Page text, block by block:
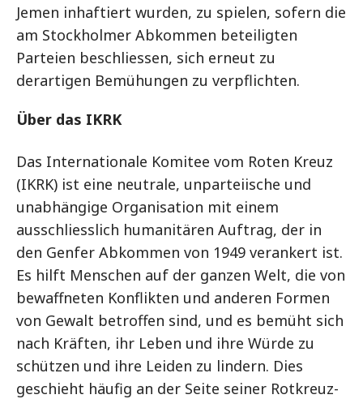
Jemen inhaftiert wurden, zu spielen, sofern die
am Stockholmer Abkommen beteiligten
Parteien beschliessen, sich erneut zu
derartigen Bemühungen zu verpflichten.
Über das IKRK
Das Internationale Komitee vom Roten Kreuz
(IKRK) ist eine neutrale, unparteiische und
unabhängige Organisation mit einem
ausschliesslich humanitären Auftrag, der in
den Genfer Abkommen von 1949 verankert ist.
Es hilft Menschen auf der ganzen Welt, die von
bewaffneten Konflikten und anderen Formen
von Gewalt betroffen sind, und es bemüht sich
nach Kräften, ihr Leben und ihre Würde zu
schützen und ihre Leiden zu lindern. Dies
geschieht häufig an der Seite seiner Rotkreuz-